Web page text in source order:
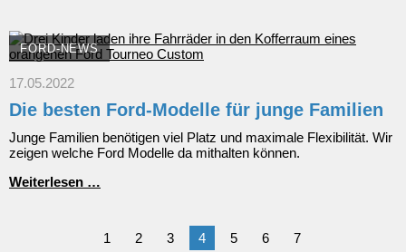
Bronco:
Ikonischer
Geländewagen
streng
Auflage
auf
europäischen
FORD-NEWS
17.05.2022
Die besten Ford-Modelle für junge Familien
Junge Familien benötigen viel Platz und maximale Flexibilität. Wir
zeigen welche Ford Modelle da mithalten können.
Weiterlesen …
für
1 2 3 4 5 6 7